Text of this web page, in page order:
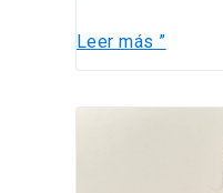
Leer más ”